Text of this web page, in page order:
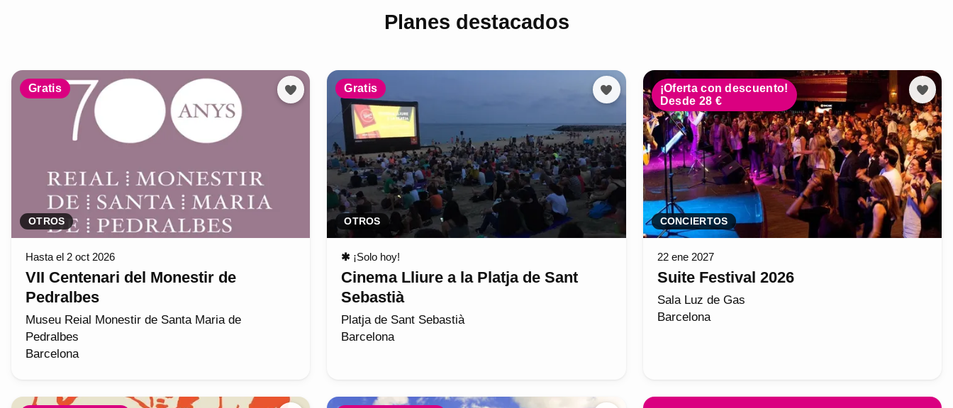
Planes destacados
Gratis
OTROS
Hasta el 2 oct 2026
VII Centenari del Monestir de
Pedralbes
Museu Reial Monestir de Santa Maria de
Pedralbes
Barcelona
Gratis
OTROS
✱ ¡Solo hoy!
Cinema Lliure a la Platja de Sant
Sebastià
Platja de Sant Sebastià
Barcelona
¡Oferta con descuento!
Desde 28 €
CONCIERTOS
22 ene 2027
Suite Festival 2026
Sala Luz de Gas
Barcelona